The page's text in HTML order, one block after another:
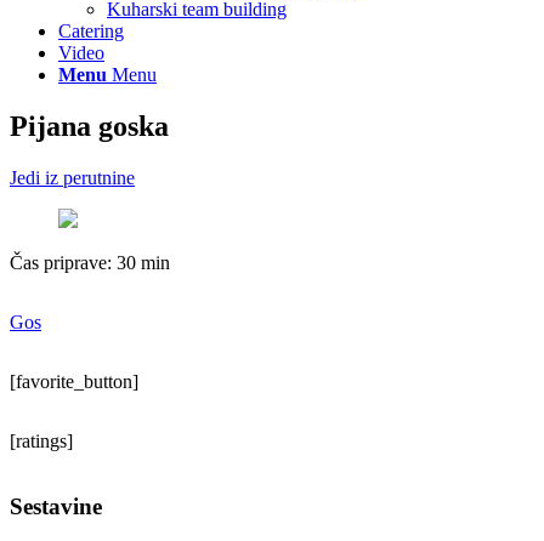
Kuharski team building
Catering
Video
Menu Menu
Pijana goska
Jedi iz perutnine
Čas priprave: 30 min
Gos
[favorite_button]
[ratings]
Sestavine